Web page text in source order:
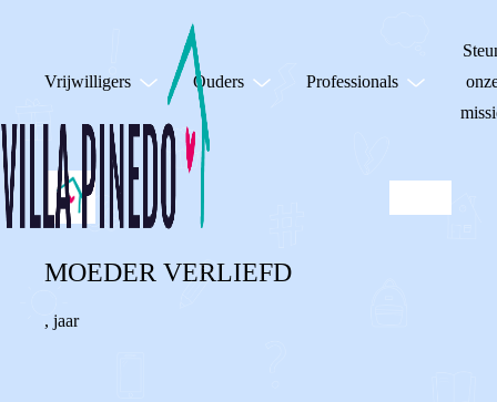
Vrijwilligers Ouders Professionals
MOEDER VERLIEFD
, jaar